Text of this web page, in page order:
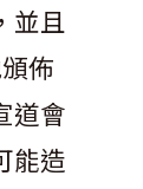
並且
佈
道會
能造